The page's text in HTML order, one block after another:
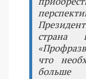
страна
что
больше